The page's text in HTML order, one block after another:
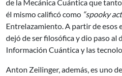
de la Mecánica Cuántica que
él mismo calificó como “spooky
Entrelazamiento. A partir de esos
dejó de ser filosófica y dio paso al
Información Cuántica y las
Anton Zeilinger, además, es uno